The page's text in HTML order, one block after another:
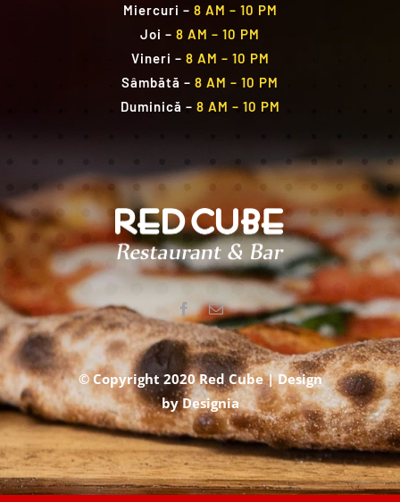
Miercuri – 8 AM – 10 PM
Joi – 8 AM – 10 PM
Vineri – 8 AM – 10 PM
Sâmbătă – 8 AM – 10 PM
Duminică – 8 AM – 10 PM
© Copyright 2020 Red Cube | Design
byDesignia